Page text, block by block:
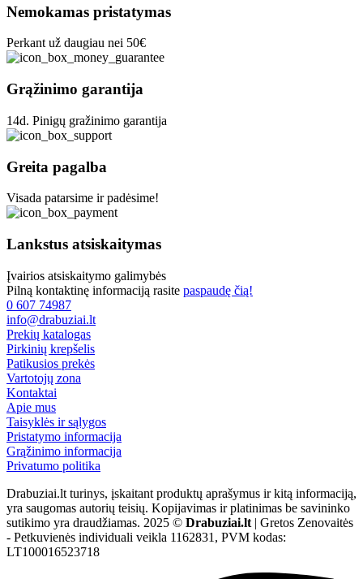
Nemokamas pristatymas
Perkant už daugiau nei 50€
Grąžinimo garantija
14d. Pinigų gražinimo garantija
Greita pagalba
Visada patarsime ir padėsime!
Lankstus atsiskaitymas
Įvairios atsiskaitymo galimybės
Pilną kontaktinę informaciją rasite paspaudę čią!
0 607 74987
info@drabuziai.lt
Prekių katalogas
Pirkinių krepšelis
Patikusios prekės
Vartotojų zona
Kontaktai
Apie mus
Taisyklės ir sąlygos
Pristatymo informacija
Grąžinimo informacija
Privatumo politika
Drabuziai.lt turinys, įskaitant produktų aprašymus ir kitą informaciją,
yra saugomas autorių teisių. Kopijavimas ir platinimas be savininko
sutikimo yra draudžiamas. 2025 © Drabuziai.lt | Gretos Zenovaitės
- Petkuvienės individuali veikla 1162831, PVM kodas:
LT100016523718